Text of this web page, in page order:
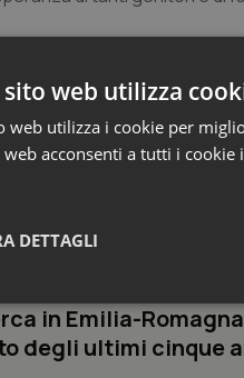
e Asl
in Emilia-
degli ultimi cinque
web utilizza
web utilizza i cookie per
acconsenti a tutti i
DETTAGLI
Necessari